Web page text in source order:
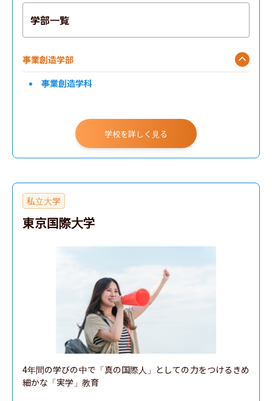
学部一覧
事業創造学部
事業創造学科
学校を詳しく見る
私立大学
東京国際大学
4年間の学びの中で「真の国際人」としての力をつけるきめ
細かな「実学」教育